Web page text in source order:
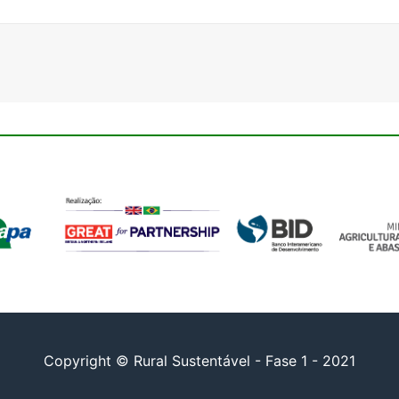
Copyright © Rural Sustentável - Fase 1 - 2021